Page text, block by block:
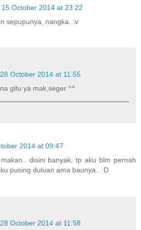
15 October 2014 at 23:22
sepupunya, nangka. :v
28 October 2014 at 11:55
gitu ya mak,seger ^^
2014 at 09:47
disini banyak, tp aku blm pernah
pusing duluan ama baunya.. :D
28 October 2014 at 11:58